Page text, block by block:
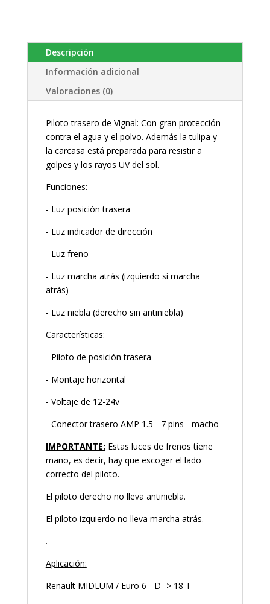
Descripción
Información adicional
Valoraciones (0)
Piloto trasero de Vignal: Con gran protección
contra el agua y el polvo. Además la tulipa y
la carcasa está preparada para resistir a
golpes y los rayos UV del sol.
Funciones:
- Luz posición trasera
- Luz indicador de dirección
- Luz freno
- Luz marcha atrás (izquierdo si marcha
atrás)
- Luz niebla (derecho sin antiniebla)
Características:
- Piloto de posición trasera
- Montaje horizontal
- Voltaje de 12-24v
- Conector trasero AMP 1.5 - 7 pins - macho
IMPORTANTE: Estas luces de frenos tiene
mano, es decir, hay que escoger el lado
correcto del piloto.
El piloto derecho no lleva antiniebla.
El piloto izquierdo no lleva marcha atrás.
.
Aplicación:
Renault MIDLUM / Euro 6 - D -> 18 T